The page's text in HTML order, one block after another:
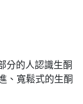
分的人認識生酮
、寬鬆式的生酮